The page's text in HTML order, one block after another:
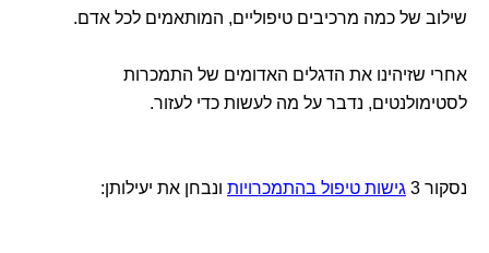
שילוב של כמה מרכיבים טיפוליים, המותאמים לכל אדם.
אחרי שזיהינו את הדגלים האדומים של התמכרות
לסטימולנטים, נדבר על מה לעשות כדי לעזור.
נסקור 3 גישות טיפול בהתמכרויות ונבחן את יעילותן: